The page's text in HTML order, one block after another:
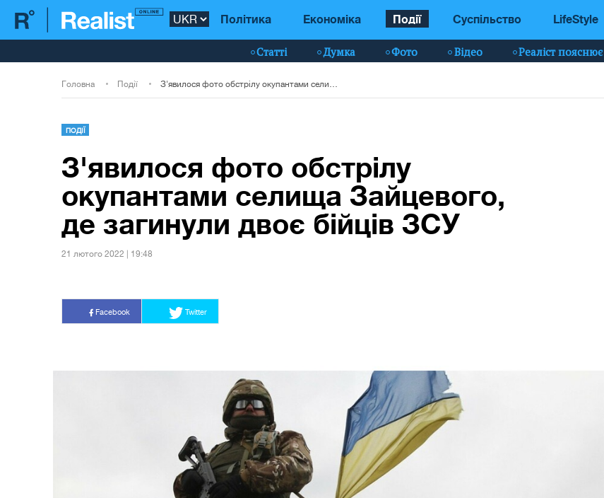
Політика Економіка Події Суспільство LifeStyle
Статті Думка Фото Відео Реаліст пояснює
Головна Події
ПОДІЇ
З'явилося фото обстрілу
окупантами селища Зайцевого,
де загинули двоє бійців ЗСУ
21 лютого 2022 | 19:48
Facebook Twitter